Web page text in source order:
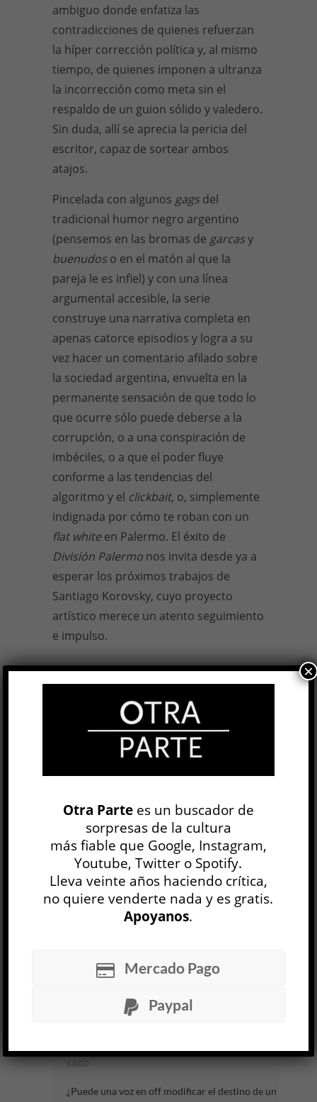
ambiguo donde enfatiza las
contradicciones de quienes refuerzan
la híper corrección política y, al mismo
tiempo, de quienes imponen a ultranza
la incorrección como meta sin el
respaldo de un guion sólido y valedero.
Sin duda, allí se aprecia la pericia del
escritor, capaz de sortear ambos
atajos.
Pincelada con algunos gags del
tradicional humor negro argentino
(pensemos en las bromas de garcasy
buenudos o en el matón al que la
pareja le es infiel) y con una línea
argumental accesible, la serie
construye una narrativa completa en
apenas catorce episodios y logra a su
vez hacer un comentario afilado sobre
la sociedad argentina, envuelta en la
permanente sensación de que todo lo
que ocurre sólo puede deberse a la
corrupción, o a una conspiración de
imbéciles, o a que el poder fluye
conforme a las tendencias del
algoritmo y el clickbait, o, simplemente
indignada por cómo te roban con un
flat whiteen Palermo. El éxito de
División Palermo nos invita desde ya a
esperar los próximos trabajos de
Santiago Korovsky, cuyo proyecto
artístico merece un atento seguimiento
e impulso.
División Palermo
Santiago Korovsky, Netflix, 2023-2025,
14 episodios.
Facebook 0 Twitter 0
Google+ 0 Email
Telegram WhatsApp
CAPACIDADES DIFERENTES
Herman Szwarcbart
6 AGO
¿Puede una voz en off modificar el destino de un
Otra Partees un buscador de
sorpresas de la cultura
más fiable que Google, Instagram,
Youtube, Twitter o Spotify.
Lleva veinte años haciendo crítica,
no quiere venderte nada y es gratis.
Apoyanos.
Mercado Pago
Paypal
×